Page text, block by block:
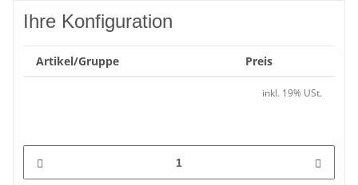
Ihre Konfiguration
Artikel/Gruppe Preis
inkl. 19% USt.